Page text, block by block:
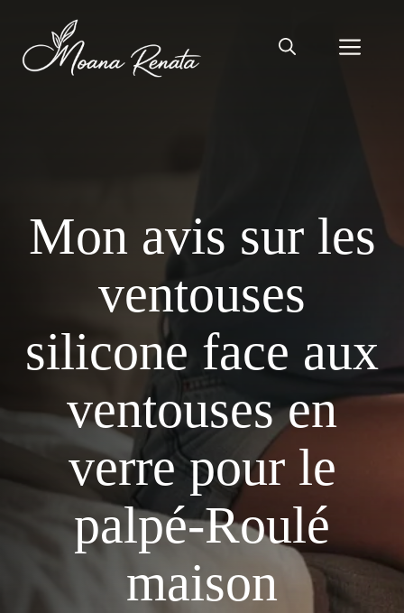
contenu
Mon avis sur les
ventouses
silicone face aux
ventouses en
verre pour le
palpé-Roulé
maison